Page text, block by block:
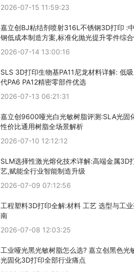
2026-07-15 11:59:23
嘉立创BJ粘结剂喷射316L不锈钢3D打印 :
钢低成本制造方案,标准化抛光提升零件综
2026-07-14 13:00:16
SLS 3D打印生物基PA11尼龙材料详解: 低
代PA6 PA12精密零部件优选
2026-07-13 06:21:31
嘉立创9600哑光白光敏树脂评测:SLA光固
性价比通用树脂全场景解析
2026-07-10 12:12:12
SLM选择性激光熔化技术详解:高端金属3D
艺,赋能全行业智能制造升级
2026-07-09 07:12:56
工程塑料3D打印全解:材料 工艺 选型与工
南
2026-07-08 12:03:25
工业哑光黑光敏树脂怎么选? 嘉立创黑色光
光固化3D打印全部行业痛点